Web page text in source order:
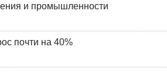
и промышленности
почти на 40%